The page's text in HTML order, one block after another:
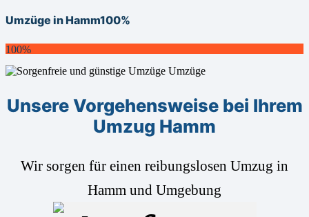
Umzüge in Hamm100%
100%
Unsere Vorgehensweise bei Ihrem
Umzug Hamm
Wir sorgen für einen reibungslosen Umzug in
Hamm und Umgebung